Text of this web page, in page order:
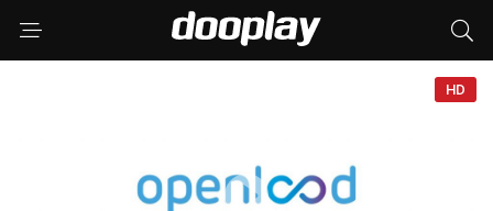
HD